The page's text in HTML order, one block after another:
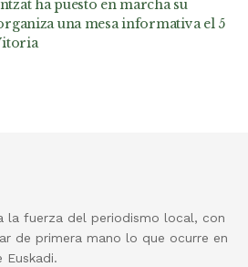
ha puesto en marcha su
una mesa informativa el 5
la fuerza del periodismo local, con
de primera mano lo que ocurre en
Euskadi.